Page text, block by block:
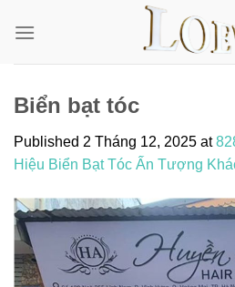
Biển bạt tóc
Published 2 Tháng 12, 2025 at
Hiệu Biển Bạt Tóc Ấn Tượng